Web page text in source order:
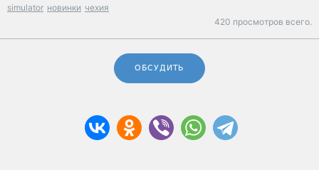
simulator новинки чехия
420 просмотров всего.
ОБСУДИТЬ